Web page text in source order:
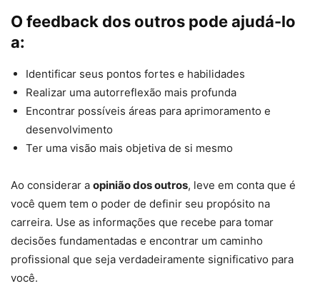
O feedback dos outros pode ajudá-lo
a:
Identificar seus pontos fortes e habilidades
Realizar uma autorreflexão mais profunda
Encontrar possíveis áreas para aprimoramento e
desenvolvimento
Ter uma visão mais objetiva de si mesmo
Ao considerar a opinião dos outros, leve em conta que é
você quem tem o poder de definir seu propósito na
carreira. Use as informações que recebe para tomar
decisões fundamentadas e encontrar um caminho
profissional que seja verdadeiramente significativo para
você.